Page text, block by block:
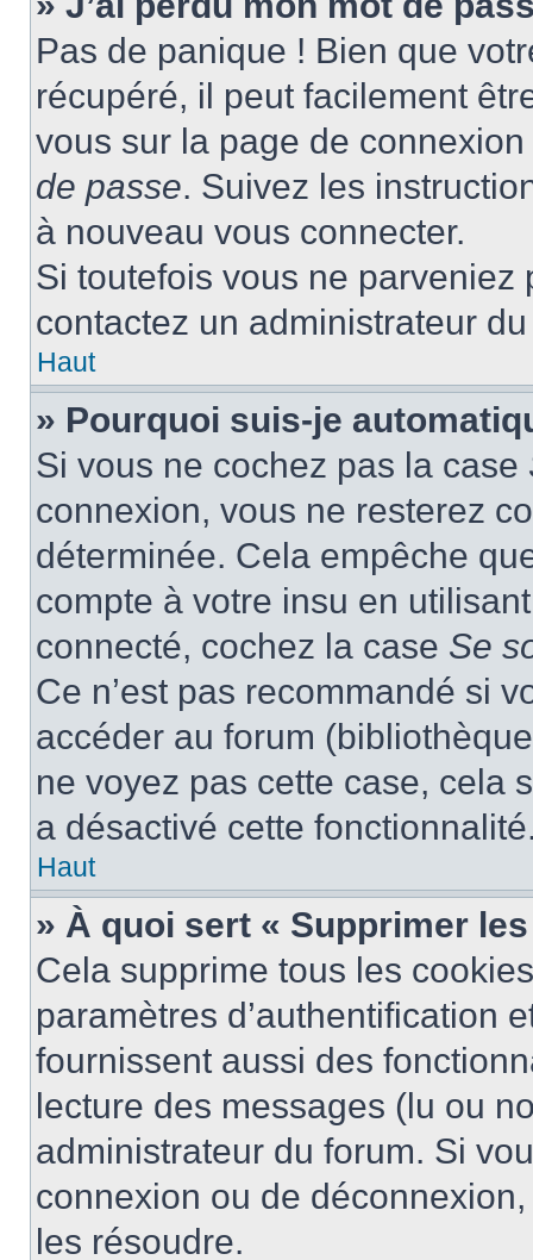
Pas de panique ! Bien que
récupéré, il peut facilement
vous sur la page de
de passe. Suivez les
à nouveau vous connecter.
Si toutefois vous ne
contactez un administrateur
Haut
» Pourquoi suis-je
Si vous ne cochez pas la case
connexion, vous ne resterez
déterminée. Cela empêche
compte à votre insu en
connecté, cochez la case Se
Ce n’est pas recommandé si
accéder au forum
ne voyez pas cette case, cela
a désactivé cette
Haut
» À quoi sert « Supprimer
Cela supprime tous les
paramètres d’authentification
fournissent aussi des
lecture des messages (lu ou
administrateur du forum. Si
connexion ou de
les résoudre.